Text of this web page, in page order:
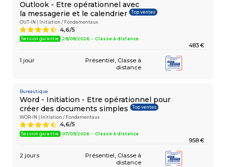
Outlook - Etre opérationnel avec
la messagerie et le calendrier
Top ventes
OUT-IN | Initiation / Fondamentaux
483 €
9 4,6/5
Session garantie 28/08/2026 - Classe à distance
1 jour Présentiel Classe à
distance
Bureautique
Word - Initiation - Etre opérationnel pour
créer des documents simples
Top ventes
WOR-IN | Initiation / Fondamentaux
958 €
9 4,6/5
Session garantie 07/09/2026 - Classe à distance
2 jours Présentiel Classe à
distance